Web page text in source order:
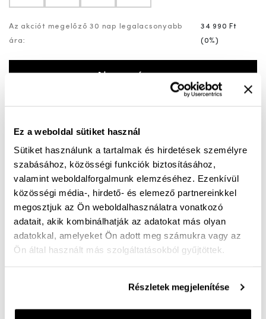
Ez a weboldal sütiket használ
Sütiket használunk a tartalmak és hirdetések személyre
szabásához, közösségi funkciók biztosításához,
valamint weboldalforgalmunk elemzéséhez. Ezenkívül
közösségi média-, hirdető- és elemező partnereinkkel
megosztjuk az Ön weboldalhasználatra vonatkozó
adatait, akik kombinálhatják az adatokat más olyan
adatokkal, amelyeket Ön adott meg számukra vagy az
Ön által használt más szolgáltatásokból gyűjtöttek.
Részletek megjelenítése
Az akciót megelőző 30 nap legalacsonyabb
ára:
34 990 Ft
(0%)
KOSÁRBA
Szállítási idő: 1-3 munkanap
Ingyenes kiszállítás 25 000 Ft felett
Drapp férfi bőr sneaker H bőségben - kényelmi
talpbetéttel
Ez a komfort bőségű férfi sneaker különösen ideális